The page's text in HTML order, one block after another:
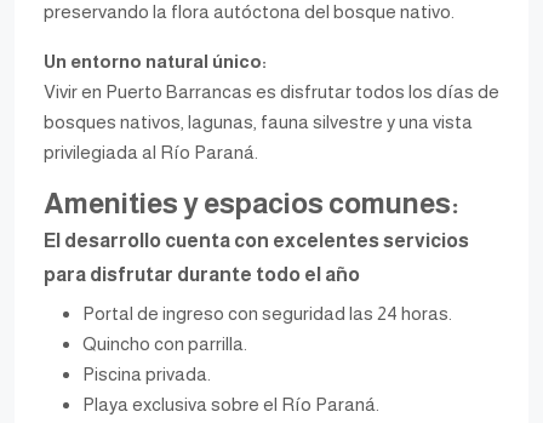
preservando la flora autóctona del bosque nativo.
Un entorno natural único:
Vivir en Puerto Barrancas es disfrutar todos los días de
bosques nativos, lagunas, fauna silvestre y una vista
privilegiada al Río Paraná.
Amenities y espacios comunes:
El desarrollo cuenta con excelentes servicios
para disfrutar durante todo el año
Portal de ingreso con seguridad las 24 horas.
Quincho con parrilla.
Piscina privada.
Playa exclusiva sobre el Río Paraná.